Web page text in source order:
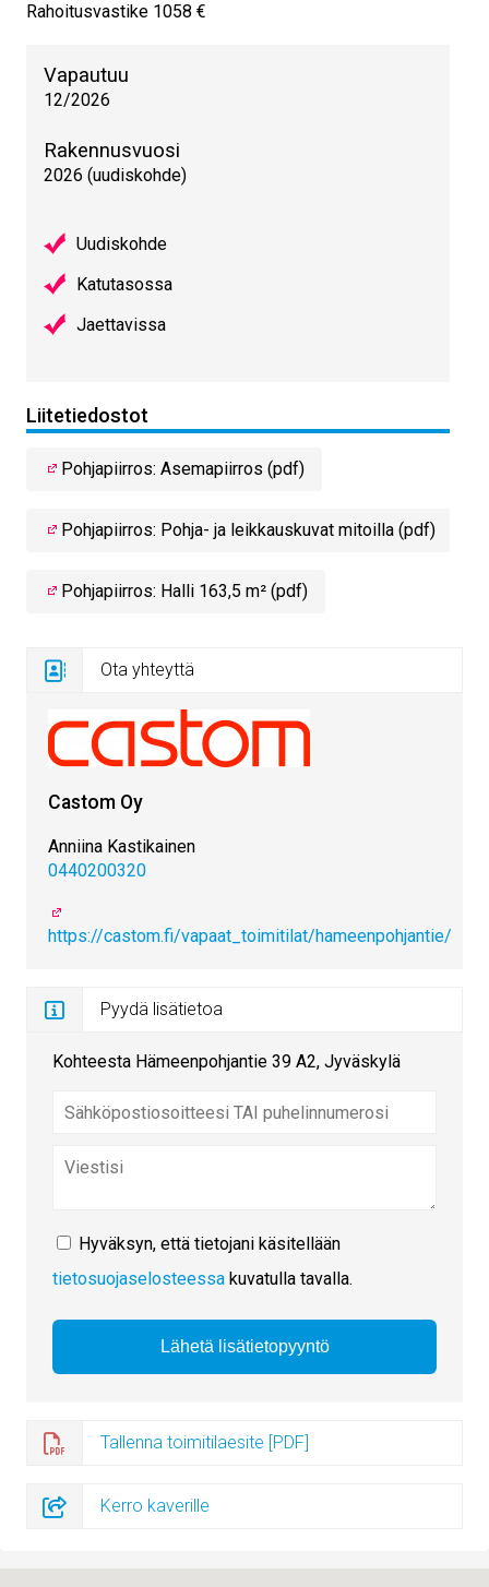
Rahoitusvastike 1058 €
Vapautuu
12/2026
Rakennusvuosi
2026 (uudiskohde)
Uudiskohde
Katutasossa
Jaettavissa
Liitetiedostot
Pohjapiirros: Asemapiirros (pdf)
Pohjapiirros: Pohja- ja leikkauskuvat mitoilla (pdf)
Pohjapiirros: Halli 163,5 m² (pdf)
Ota yhteyttä
Castom Oy
Anniina Kastikainen
0440200320
https://castom.fi/vapaat_toimitilat/hameenpohjantie/
Pyydä lisätietoa
Kohteesta Hämeenpohjantie 39 A2, Jyväskylä
Hyväksyn, että tietojani käsitellään
tietosuojaselosteessa kuvatulla tavalla.
Tallenna toimitilaesite [PDF]
Kerro kaverille